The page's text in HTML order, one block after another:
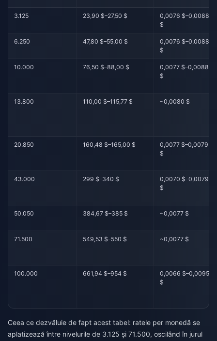
3.125 23,90 $–27,50 $
0,0076 $–0,0088
$
6.250 47,80 $–55,00 $
0,0076 $–0,0088
$
10.000 76,50 $–88,00 $
0,0077 $–0,0088
$
13.800 110,00 $–115,77 $ ~0,0080 $
20.850 160,48 $–165,00 $
0,0077 $–0,0079
$
43.000 299 $–340 $
0,0070 $–0,0079
$
50.050 384,67 $–385 $ ~0,0077 $
71.500 549,53 $–550 $ ~0,0077 $
100.000 661,94 $–954 $
0,0066 $–0,0095
$
Ceea ce dezvăluie de fapt acest tabel: ratele per monedă se
aplatizează între nivelurile de 3.125 și 71.500, oscilând în jurul